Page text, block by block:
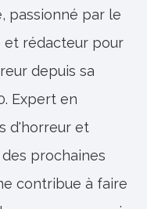
passionné par le
et rédacteur pour
depuis sa
Expert en
d'horreur et
prochaines
contribue à faire